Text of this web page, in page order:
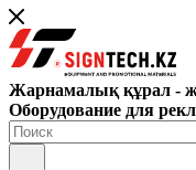
Жарнамалық құрал -
Оборудование для